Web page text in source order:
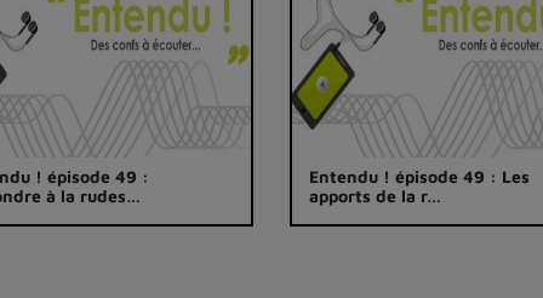
! épisode 49 :
à la rudes…
Entendu ! épisode 49 : Les
apports de la r…